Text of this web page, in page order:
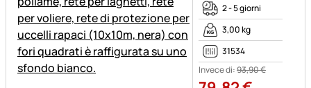
2 - 5 giorni
3,00 kg
31534
Invece di:93,90€